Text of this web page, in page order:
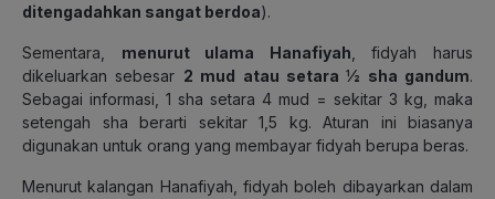
ditengadahkan sangat berdoa).
Sementara, menurut ulama Hanafiyah , fidyah harus
dikeluarkan sebesar 2 mud atau setara ½ sha gandum.
Sebagai informasi, 1 sha setara 4 mud = sekitar 3 kg, maka
setengah sha berarti sekitar 1,5 kg. Aturan ini biasanya
digunakan untuk orang yang membayar fidyah berupa beras.
Menurut kalangan Hanafiyah, fidyah boleh dibayarkan dalam